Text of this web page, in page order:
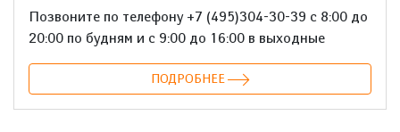
Позвоните по телефону +7 (495)304-30-39 с 8:00 до
20:00 по будням и с 9:00 до 16:00 в выходные
ПОДРОБНЕЕ